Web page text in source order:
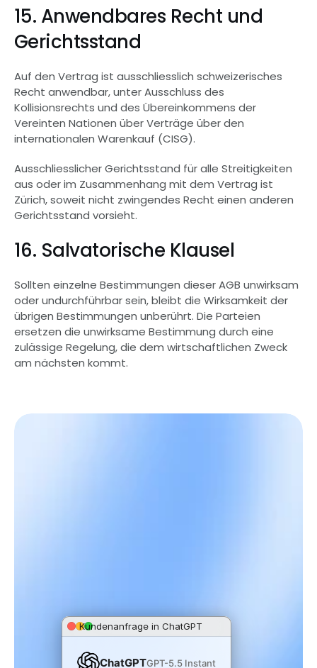
15. Anwendbares Recht und
Gerichtsstand
Auf den Vertrag ist ausschliesslich schweizerisches
Recht anwendbar, unter Ausschluss des
Kollisionsrechts und des Übereinkommens der
Vereinten Nationen über Verträge über den
internationalen Warenkauf (CISG).
Ausschliesslicher Gerichtsstand für alle Streitigkeiten
aus oder im Zusammenhang mit dem Vertrag ist
Zürich, soweit nicht zwingendes Recht einen anderen
Gerichtsstand vorsieht.
16. Salvatorische Klausel
Sollten einzelne Bestimmungen dieser AGB unwirksam
oder undurchführbar sein, bleibt die Wirksamkeit der
übrigen Bestimmungen unberührt. Die Parteien
ersetzen die unwirksame Bestimmung durch eine
zulässige Regelung, die dem wirtschaftlichen Zweck
am nächsten kommt.
Gespräch buchen
Kundenanfrage in ChatGPT
ChatGPTGPT-5.5 Instant